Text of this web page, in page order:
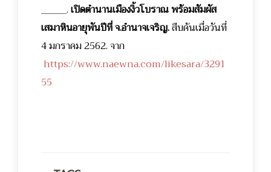
______.เปิดตำนานเมืองงิ้วโบราณ พร้อมสัมผัส
เสมาหินอายุพันปีที่ จ.อำนาจเจริญ.สืบค้นเมื่อวันที่
4 มกราคม 2562. จาก
https://www.naewna.com/likesara/3291
55